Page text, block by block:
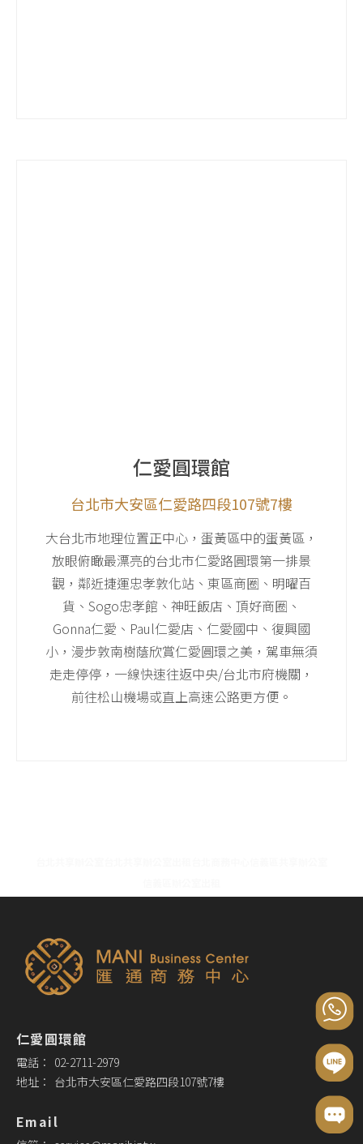
仁愛圓環館
台北市大安區仁愛路四段107號7樓
大台北市地理位置正中心，蛋黃區中的蛋黃區，
放眼俯瞰最漂亮的台北市仁愛路圓環第一排景
觀，鄰近捷運忠孝敦化站、東區商圈、明曜百
貨、Sogo忠孝館、神旺飯店、頂好商圈、
Gonna仁愛、Paul仁愛店、仁愛國中、復興國
小，漫步敦南樹蔭欣賞仁愛圓環之美，駕車無須
走走停停，一線快速往返中央/台北市府機關，
前往松山機場或直上高速公路更方便。
仁愛圓環館
02-2711-2979
台北市大安區仁愛路四段107號7樓
Email